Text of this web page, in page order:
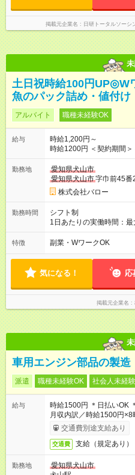
掲載元企業名 日研トータルソー
土日祝時給100円
魚のパック詰め・値付
アルバイト 職種未経験OK
給与
時給1,200円～
時給1200円 ＜契約期間＞ 期間の定めあり 年1回（10月）の契
約更新となります 【試用期間】試用期間あり 試用期間の長さ：
2ヶ月 雇用形態、給与は
勤務地
愛知県犬山市
愛知県犬山市字巾前45番
株式会社バロー
勤務時間
シフト制
1日あたりの実働時間：
月半分勤務できる方 ※ロ
は応相談 <働き方> 【短時間パートタイマー】 1.勤務時間:4時間
特徴 副業・WワークOK
気になる！ 応
掲載元企業名
車用エンジン部品の製造
派遣 職種未経験OK 社会人未経
給与
時給1500円 ＊日払いOK
月収内訳／時給1500円
交通費別途支給あり
交通費 支給（規定あり）
勤務地
愛知県犬山市